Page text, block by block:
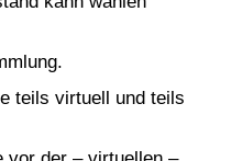
teils virtuell und teils